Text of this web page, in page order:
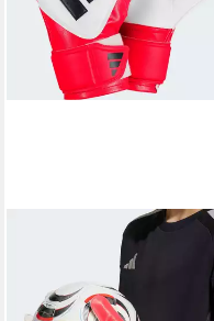
ADIDAS PERFORMANCE
Torwarthandschuhe
PREDATOR TRAINING KIDS
ab 20,99 € UVP